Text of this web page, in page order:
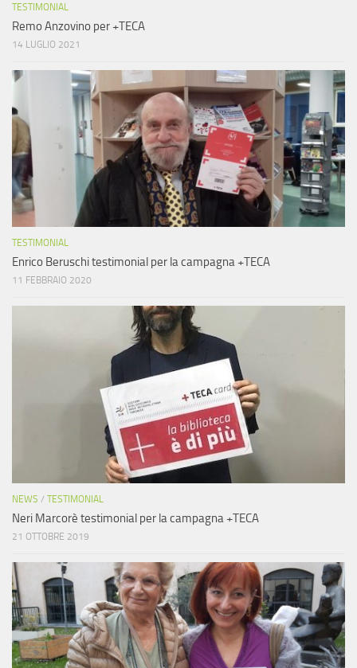
TESTIMONIAL
Remo Anzovino per +TECA
14 LUGLIO 2021
TESTIMONIAL
Enrico Beruschi testimonial per la campagna +TECA
11 FEBBRAIO 2020
NEWS / TESTIMONIAL
Neri Marcorè testimonial per la campagna +TECA
21 OTTOBRE 2019